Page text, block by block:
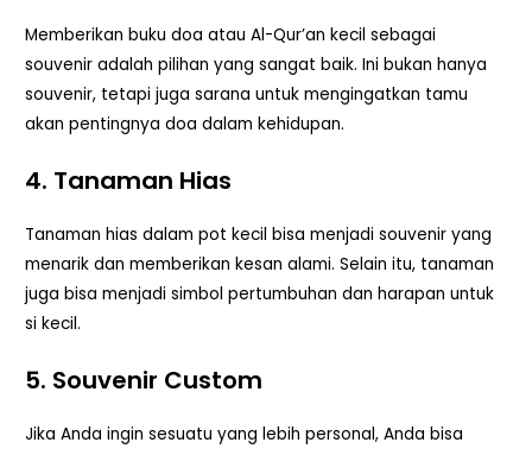
Memberikan buku doa atau Al-Qur’an kecil sebagai
souvenir adalah pilihan yang sangat baik. Ini bukan hanya
souvenir, tetapi juga sarana untuk mengingatkan tamu
akan pentingnya doa dalam kehidupan.
4. Tanaman Hias
Tanaman hias dalam pot kecil bisa menjadi souvenir yang
menarik dan memberikan kesan alami. Selain itu, tanaman
juga bisa menjadi simbol pertumbuhan dan harapan untuk
si kecil.
5. Souvenir Custom
Jika Anda ingin sesuatu yang lebih personal, Anda bisa